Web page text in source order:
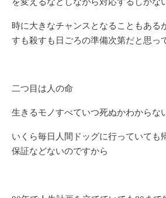
時に大きなチャンスとなることもある
すも殺すも日ごろの準備次第だと思っ
二つ目は人の命
生きるモノすべていつ死ぬかわからな
いくら毎日人間ドッグに行っていても
保証などないのですから